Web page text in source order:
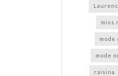
miss
mode
mode
raisina